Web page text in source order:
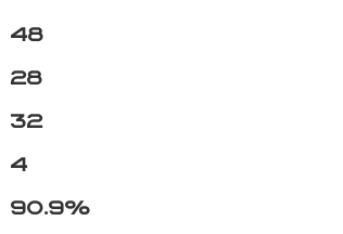
48
28
32
4
90.9%